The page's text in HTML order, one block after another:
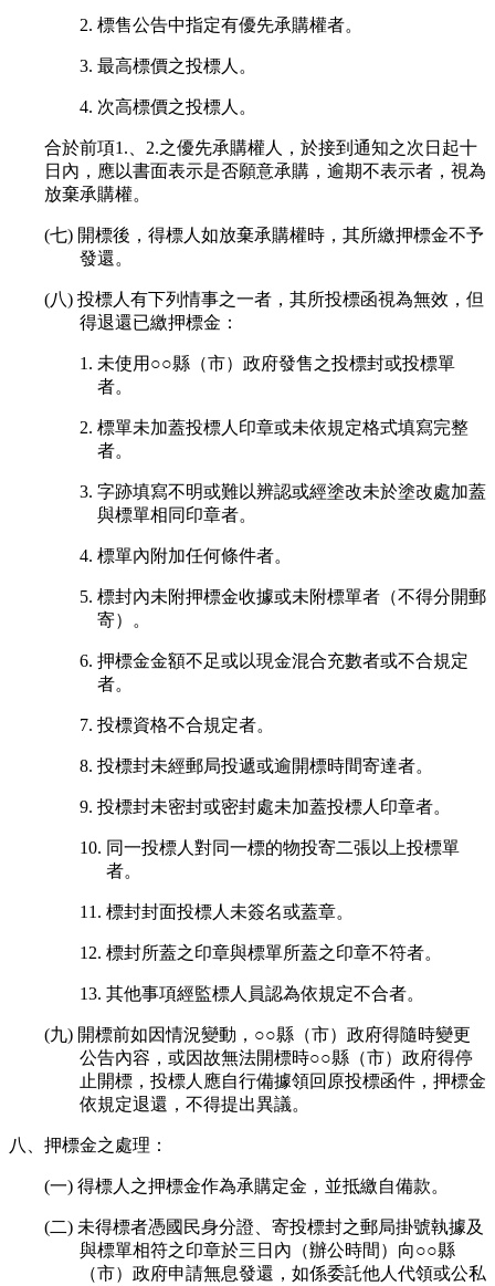
2. 標售公告中指定有優先承購權者。
3. 最高標價之投標人。
4. 次高標價之投標人。
合於前項1.、2.之優先承購權人，於接到通知之次日起十
日內，應以書面表示是否願意承購，逾期不表示者，視為
放棄承購權。
(七) 開標後，得標人如放棄承購權時，其所繳押標金不予
發還。
(八) 投標人有下列情事之一者，其所投標函視為無效，但
得退還已繳押標金：
1. 未使用○○縣（市）政府發售之投標封或投標單
者。
2. 標單未加蓋投標人印章或未依規定格式填寫完整
者。
3. 字跡填寫不明或難以辨認或經塗改未於塗改處加蓋
與標單相同印章者。
4. 標單內附加任何條件者。
5. 標封內未附押標金收據或未附標單者（不得分開郵
寄）。
6. 押標金金額不足或以現金混合充數者或不合規定
者。
7. 投標資格不合規定者。
8. 投標封未經郵局投遞或逾開標時間寄達者。
9. 投標封未密封或密封處未加蓋投標人印章者。
10. 同一投標人對同一標的物投寄二張以上投標單
者。
11. 標封封面投標人未簽名或蓋章。
12. 標封所蓋之印章與標單所蓋之印章不符者。
13. 其他事項經監標人員認為依規定不合者。
(九) 開標前如因情況變動，○○縣（市）政府得隨時變更
公告內容，或因故無法開標時○○縣（市）政府得停
止開標，投標人應自行備據領回原投標函件，押標金
依規定退還，不得提出異議。
八、押標金之處理：
(一) 得標人之押標金作為承購定金，並抵繳自備款。
(二) 未得標者憑國民身分證、寄投標封之郵局掛號執據及
與標單相符之印章於三日內（辦公時間）向○○縣
（市）政府申請無息發還，如係委託他人代領或公私